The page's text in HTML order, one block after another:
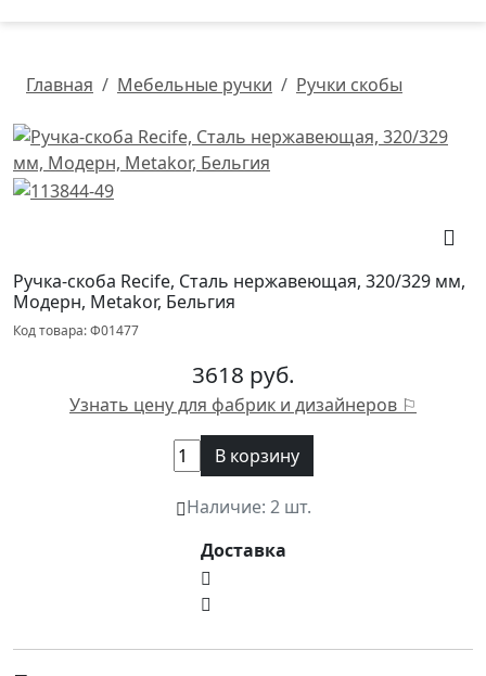
Главная Мебельные ручки Ручки скобы
Ручка-скоба Recife, Сталь нержавеющая, 320/329 мм,
Модерн, Metakor, Бельгия
Код товара: Ф01477
3618 руб.
Узнать цену для фабрик и дизайнеров ⚐
В корзину
Наличие: 2 шт.
Доставка